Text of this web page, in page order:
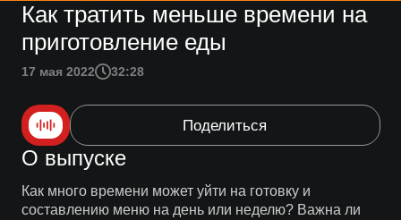
Как тратить меньше времени на
приготовление еды
17 мая 2022 32:28
Поделиться
О выпуске
Как много времени может уйти на готовку и
составлению меню на день или неделю? Важна ли